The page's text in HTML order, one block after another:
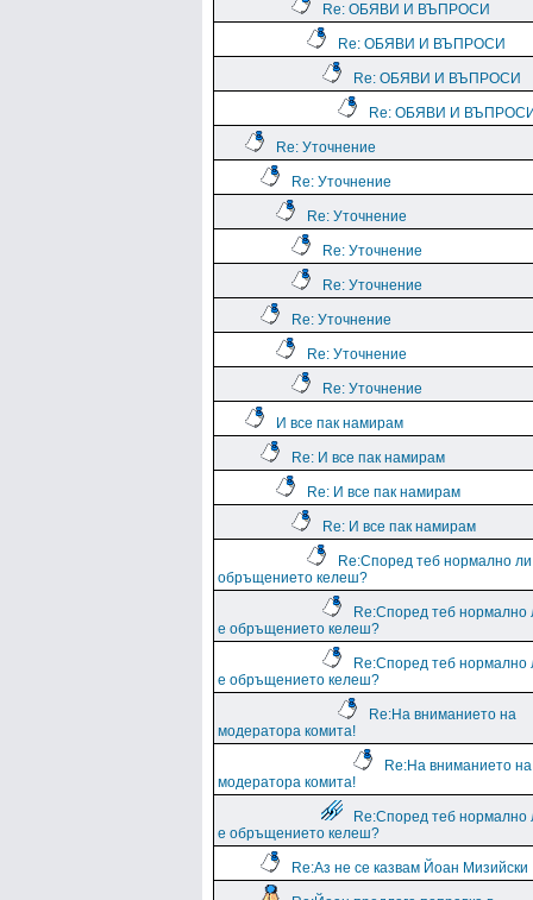
Re: ОБЯВИ И ВЪПРОСИ
Re: ОБЯВИ И ВЪПРОСИ
Re: ОБЯВИ И ВЪПРОСИ
Re: ОБЯВИ И
Re: Уточнение
Re: Уточнение
Re: Уточнение
Re: Уточнение
Re: Уточнение
Re: Уточнение
Re: Уточнение
Re: Уточнение
И все пак намирам
Re: И все пак намирам
Re: И все пак намирам
Re: И все пак намирам
Re:Според теб нормално
обръщението келеш?
Re:Според теб нормално
е обръщението келеш?
Re:Според теб нормално
е обръщението келеш?
Re:На вниманието на
модератора комита!
Re:На вниманието на
модератора комита!
Re:Според теб нормално
е обръщението келеш?
Re:Аз не се казвам Йоан Мизийски